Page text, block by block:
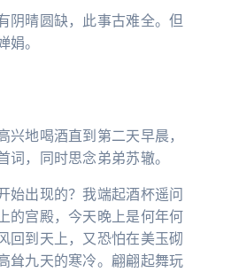
阴晴圆缺，此事古难全。但
娟。
兴地喝酒直到第二天早晨，
词，同时思念弟弟苏辙。
始出现的？我端起酒杯遥问
的宫殿，今天晚上是何年何
回到天上，又恐怕在美玉砌
耸九天的寒冷。翩翩起舞玩